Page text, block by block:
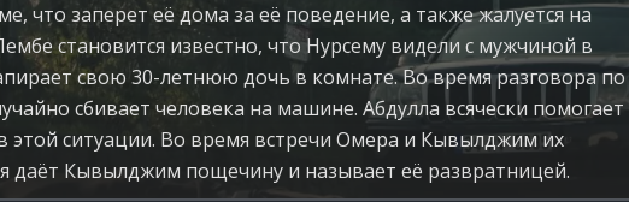
что заперет её дома за её поведение, а также жалуется на
становится известно, что Нурсему видели с мужчиной в
свою 30-летнюю дочь в комнате. Во время разговора по
сбивает человека на машине. Абдулла всячески помогает
этой ситуации. Во время встречи Омера и Кывылджим их
даёт Кывылджим пощечину и называет её развратницей.